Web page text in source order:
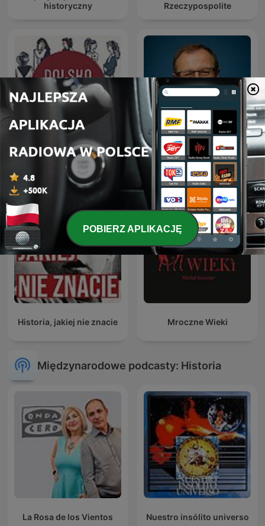
historyczny
Rzeczypospolite
Polska na ucho Dudek o Historii
Historia, jakiej nie znacie Mroczne Wieki
Międzynarodowe podcasty: Historia
La Rosa de los Vientos Nuestro insólito universo
POBIERZ APLIKACJĘ